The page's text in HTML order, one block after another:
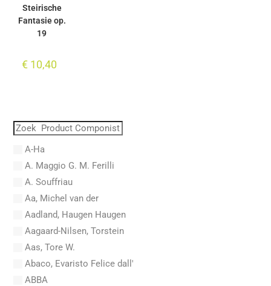
Steirische
Fantasie op.
19
€ 10,40
A-Ha
A. Maggio G. M. Ferilli
A. Souffriau
Aa, Michel van der
Aadland, Haugen Haugen
Aagaard-Nilsen, Torstein
Aas, Tore W.
Abaco, Evaristo Felice dall'
ABBA